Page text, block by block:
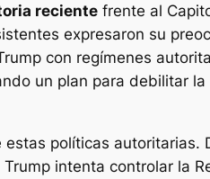
reciente frente al
expresaron su
con regímenes
un plan para debilitar
políticas autoritarias.
intenta controlar la